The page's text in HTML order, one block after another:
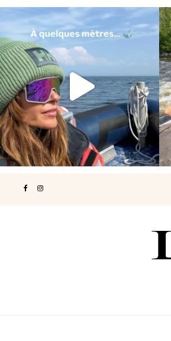
Voir une baleine en photo, c’est
impressionnant 🐋...
203